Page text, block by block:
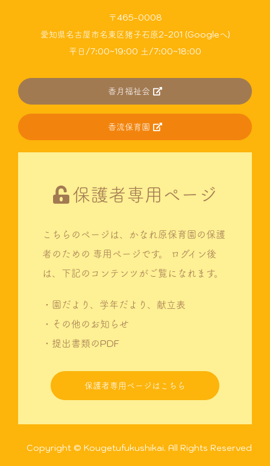
〒465-0008
愛知県名古屋市名東区猪子石原2-201 (Googleへ)
平日/7:00~19:00 土/7:00~18:00
香月福祉会
香流保育園
保護者専用ページ
こちらのページは、かなれ原保育園の保護
者のための 専用ページです。
ログイン後
は、下記のコンテンツがご覧になれます。
・園だより、学年だより、献立表
・その他のお知らせ
・提出書類のPDF
保護者専用ページはこちら
Copyright © Kougetufukushikai. All Rights Reserved